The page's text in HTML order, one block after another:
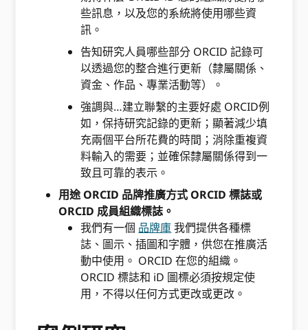
些訊息，以及您的系統將使用哪些資
訊。
告知研究人員哪些部分 ORCID 記錄可
以透過您的整合進行更新（隸屬關係、
資金、作品、專業活動等）。
強調與…建立聯繫的主要好處 ORCID例
如，保持研究記錄的更新；顯著減少填
充兩個平台所花費的時間；消除重複資
料輸入的需要；並確保隸屬關係得到一
致且可靠的表示。
用途 ORCID 品牌推廣方式 ORCID 標誌或
ORCID 成員組織標誌。
我們有一個 品牌庫我們提供各種標
誌、圖示、插圖和字體，供您在推廣活
動中使用。 ORCID 在您的組織。
ORCID 標誌和 iD 圖標必須按規定使
用，不得以任何方式更改或更改。